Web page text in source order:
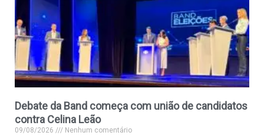
Debate da Band começa com união de candidatos
contra Celina Leão
09/08/2026 Nenhum comentário